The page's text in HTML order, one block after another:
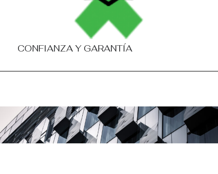
CONFIANZA Y GARANTÍA